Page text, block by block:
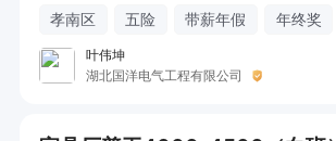
孝南区 五险 带薪年假 年终奖
叶伟坤
湖北国洋电气工程有限公司